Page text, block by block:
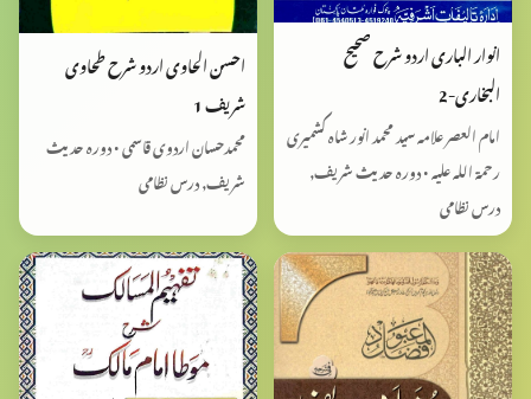
انوار الباری اردو شرح صحیح
البخاری-2
امام العصر علامہ سید محمد انور شاہ کشمیری
رحمۃ اللہ علیہ • دورہ حدیث شریف,
درس نظامی
احسن الحاوی اردو شرح طحاوی
شریف 1
محمدحسان اردوی قاسمی • دورہ حدیث
شریف, درس نظامی